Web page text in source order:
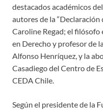
destacados académicos
autores de la “Declaración
Caroline Regad; el
en Derecho y profesor de
Alfonso Henríquez, y la
Casadiego del Centro de
CEDA Chile.
Según el presidente de la